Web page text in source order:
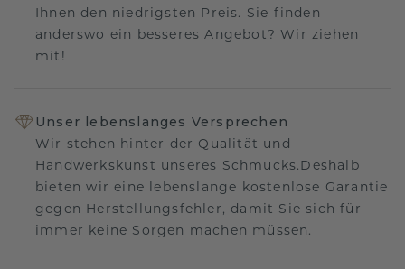
Ihnen den niedrigsten Preis. Sie finden
anderswo ein besseres Angebot? Wir ziehen
mit!
Unser lebenslanges Versprechen
Wir stehen hinter der Qualität und
Handwerkskunst unseres Schmucks.Deshalb
bieten wir eine lebenslange kostenlose Garantie
gegen Herstellungsfehler, damit Sie sich für
immer keine Sorgen machen müssen.